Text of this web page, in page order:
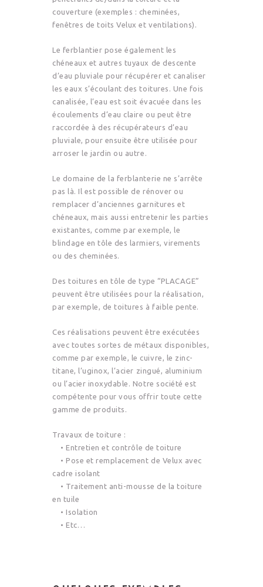
couverture (exemples : cheminées,
fenêtres de toits Velux et ventilations).
Le ferblantier pose également les
chéneaux et autres tuyaux de descente
d’eau pluviale pour récupérer et canaliser
les eaux s’écoulant des toitures. Une fois
canalisée, l’eau est soit évacuée dans les
écoulements d’eau claire ou peut être
raccordée à des récupérateurs d’eau
pluviale, pour ensuite être utilisée pour
arroser le jardin ou autre.
Le domaine de la ferblanterie ne s’arrête
pas là. Il est possible de rénover ou
remplacer d’anciennes garnitures et
chéneaux, mais aussi entretenir les parties
existantes, comme par exemple, le
blindage en tôle des larmiers, virements
ou des cheminées.
Des toitures en tôle de type “PLACAGE”
peuvent être utilisées pour la réalisation,
par exemple, de toitures à faible pente.
Ces réalisations peuvent être exécutées
avec toutes sortes de métaux disponibles,
comme par exemple, le cuivre, le zinc-
titane, l’uginox, l’acier zingué, aluminium
ou l’acier inoxydable. Notre société est
compétente pour vous offrir toute cette
gamme de produits.
Travaux de toiture :
• Entretien et contrôle de toiture
• Pose et remplacement de Velux avec
cadre isolant
• Traitement anti-mousse de la toiture
en tuile
• Isolation
• Etc…